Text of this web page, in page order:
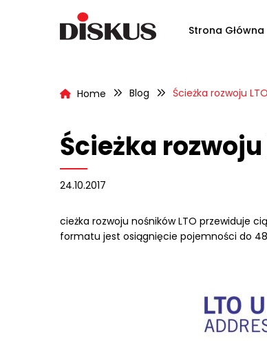
Strona Główna
Home Blog Ścieżka rozwoju
Ścieżka
24.10.2017
cieżka rozwoju nośników LTO przewiduje
formatu jest osiągnięcie pojemności do